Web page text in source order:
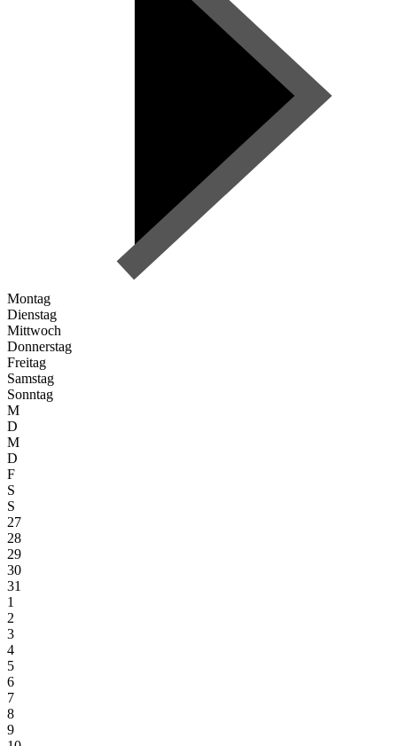
Montag
Dienstag
Mittwoch
Donnerstag
Freitag
Samstag
Sonntag
M
D
M
D
F
S
S
27
28
29
30
31
1
2
3
4
5
6
7
8
9